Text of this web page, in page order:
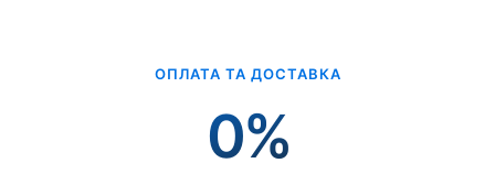
ОПЛАТА ТА ДОСТАВКА
0%